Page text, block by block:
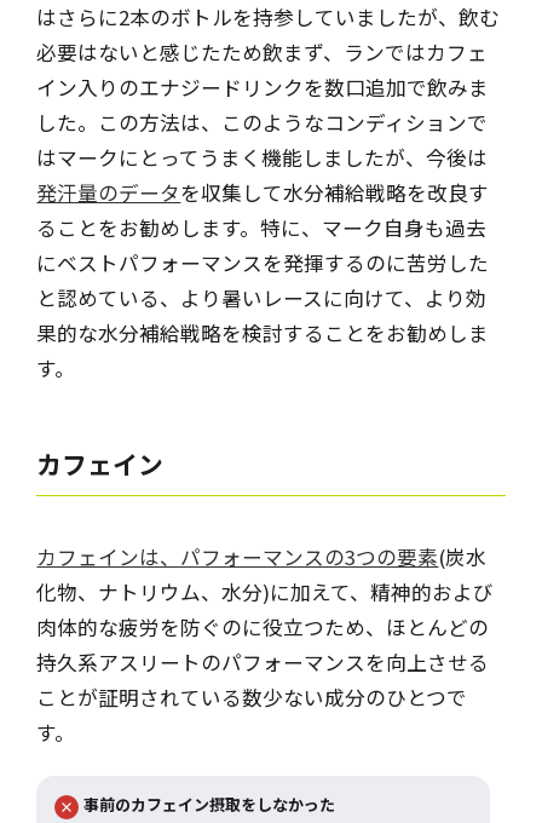
はさらに2本のボトルを持参していましたが、飲む
必要はないと感じたため飲まず、ランではカフェ
イン入りのエナジードリンクを数口追加で飲みま
した。この方法は、このようなコンディションで
はマークにとってうまく機能しましたが、今後は
発汗量のデータを収集して水分補給戦略を改良す
ることをお勧めします。特に、マーク自身も過去
にベストパフォーマンスを発揮するのに苦労した
と認めている、より暑いレースに向けて、より効
果的な水分補給戦略を検討することをお勧めしま
す。
カフェイン
カフェインは、パフォーマンスの3つの要素(炭水
化物、ナトリウム、水分)に加えて、精神的および
肉体的な疲労を防ぐのに役立つため、ほとんどの
持久系アスリートのパフォーマンスを向上させる
ことが証明されている数少ない成分のひとつで
す。
事前のカフェイン摂取をしなかった